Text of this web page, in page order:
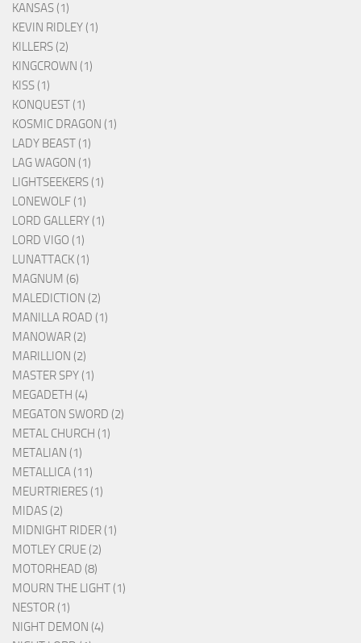
KANSAS (1)
KEVIN RIDLEY (1)
KILLERS (2)
KINGCROWN (1)
KISS (1)
KONQUEST (1)
KOSMIC DRAGON (1)
LADY BEAST (1)
LAG WAGON (1)
LIGHTSEEKERS (1)
LONEWOLF (1)
LORD GALLERY (1)
LORD VIGO (1)
LUNATTACK (1)
MAGNUM (6)
MALEDICTION (2)
MANILLA ROAD (1)
MANOWAR (2)
MARILLION (2)
MASTER SPY (1)
MEGADETH (4)
MEGATON SWORD (2)
METAL CHURCH (1)
METALIAN (1)
METALLICA (11)
MEURTRIERES (1)
MIDAS (2)
MIDNIGHT RIDER (1)
MOTLEY CRUE (2)
MOTORHEAD (8)
MOURN THE LIGHT (1)
NESTOR (1)
NIGHT DEMON (4)